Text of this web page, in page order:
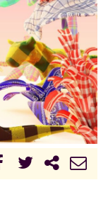
Volgend uur